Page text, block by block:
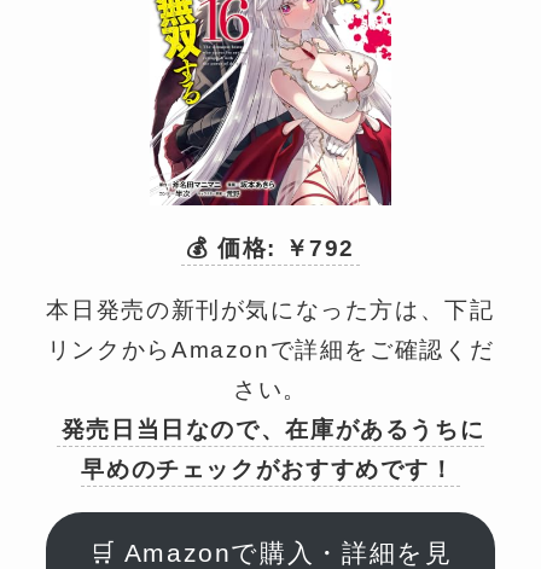
💰 価格: ￥792
本日発売の新刊が気になった方は、下記
リンクからAmazonで詳細をご確認くだ
さい。
発売日当日なので、在庫があるうちに
早めのチェックがおすすめです！
🛒 Amazonで購入・詳細を見